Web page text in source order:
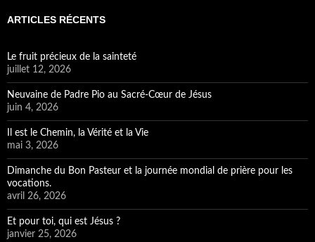
ARTICLES RÉCENTS
Le fruit précieux de la sainteté
juillet 12, 2026
Neuvaine de Padre Pio au Sacré-Cœur de Jésus
juin 4, 2026
Il est le Chemin, la Vérité et la Vie
mai 3, 2026
Dimanche du Bon Pasteur et la journée mondial de prière pour les
vocations.
avril 26, 2026
Et pour toi, qui est Jésus ?
janvier 25, 2026